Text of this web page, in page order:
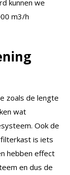
kunnen we
m3/h
zoals de lengte
wat
Ook de
is iets
hebben effect
en dus de